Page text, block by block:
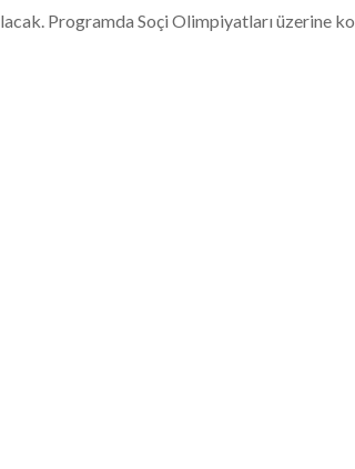
Programda Soçi Olimpiyatları üzerine